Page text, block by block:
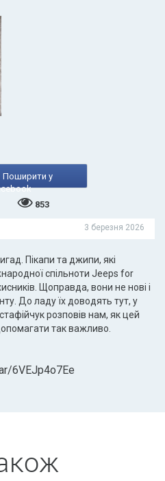
Поширити у
853
3 березня 2026
Пікапи та джипи, які
спільноти Jeeps for
Щоправда, вони не нові і
До ладу їх доводять тут, у
розповів нам, як цей
так важливо.
6VEJp4o7Ee